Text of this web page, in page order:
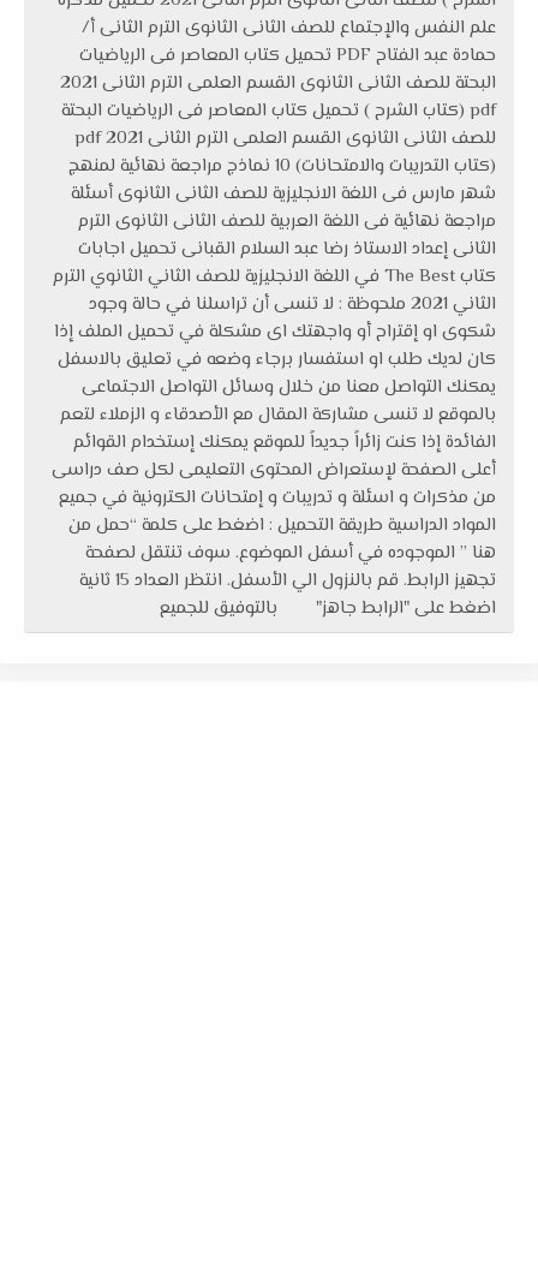
علم النفس والإجتماع للصف الثانى الثانوى الترم الثانى أ/
حمادة عبد الفتاح PDF تحميل كتاب المعاصر فى الرياضيات
البحتة للصف الثانى الثانوى القسم العلمى الترم الثانى 2021
pdf (كتاب الشرح ) تحميل كتاب المعاصر فى الرياضيات البحتة
للصف الثانى الثانوى القسم العلمى الترم الثانى 2021 pdf
(كتاب التدريبات والامتحانات) 10 نماذج مراجعة نهائية لمنهج
شهر مارس فى اللغة الانجليزية للصف الثانى الثانوى أسئلة
مراجعة نهائية فى اللغة العربية للصف الثانى الثانوى الترم
الثانى إعداد الاستاذ رضا عبد السلام القبانى تحميل اجابات
كتاب The Best في اللغة الانجليزية للصف الثاني الثانوي الترم
الثاني 2021 ملحوظة : لا تنسى أن تراسلنا في حالة وجود
شكوى او إقتراح أو واجهتك اى مشكلة في تحميل الملف إذا
كان لديك طلب او استفسار برجاء وضعه في تعليق بالاسفل
يمكنك التواصل معنا من خلال وسائل التواصل الاجتماعى
بالموقع لا تنسى مشاركة المقال مع الأصدقاء و الزملاء لتعم
الفائدة إذا كنت زائراً جديداً للموقع يمكنك إستخدام القوائم
أعلى الصفحة لإستعراض المحتوى التعليمى لكل صف دراسى
من مذكرات و اسئلة و تدريبات و إمتحانات الكترونية في جميع
المواد الدراسية طريقة التحميل : اضغط على كلمة “حمل من
هنا ” الموجوده في أسفل الموضوع. سوف تنتقل لصفحة
تجهيز الرابط. قم بالنزول الي الأسفل. انتظر العداد 15 ثانية
اضغط على "الرابط جاهز" بالتوفيق للجميع